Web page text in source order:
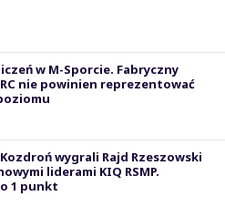
w M-Sporcie. Fabryczny
nie powinien reprezentować
wygrali Rajd Rzeszowski
liderami KIQ RSMP.
1 punkt